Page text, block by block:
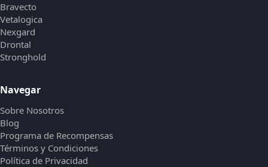
Bravecto
Vetalogica
Nexgard
Drontal
Stronghold
Navegar
Sobre Nosotros
Blog
Programa de Recompensas
Términos y Condiciones
Política de Privacidad